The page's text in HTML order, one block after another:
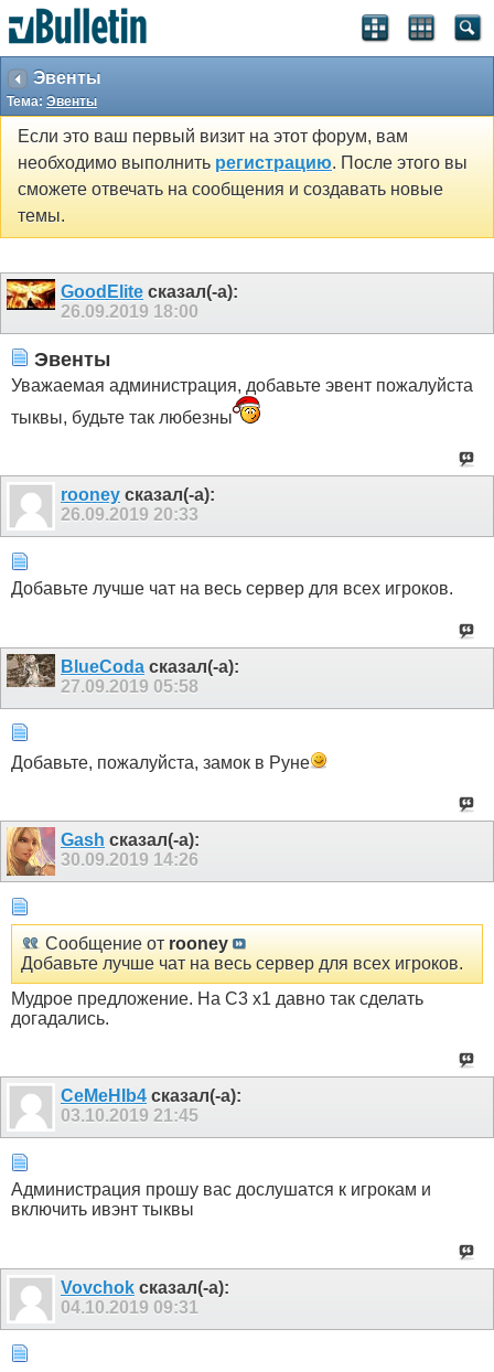
Эвенты
Тема: Эвенты
Если это ваш первый визит на этот форум, вам
необходимо выполнить регистрацию. После этого вы
сможете отвечать на сообщения и создавать новые
темы.
GoodElite сказал(-а):
26.09.2019 18:00
Эвенты
Уважаемая администрация, добавьте эвент пожалуйста
тыквы, будьте так любезны
rooney сказал(-а):
26.09.2019 20:33
Добавьте лучше чат на весь сервер для всех игроков.
BlueCoda сказал(-а):
27.09.2019 05:58
Добавьте, пожалуйста, замок в Руне
Gash сказал(-а):
30.09.2019 14:26
Сообщение от rooney
Добавьте лучше чат на весь сервер для всех игроков.
Мудрое предложение. На С3 х1 давно так сделать
догадались.
CeMeHIb4 сказал(-а):
03.10.2019 21:45
Администрация прошу вас дослушатся к игрокам и
включить ивэнт тыквы
Vovchok сказал(-а):
04.10.2019 09:31